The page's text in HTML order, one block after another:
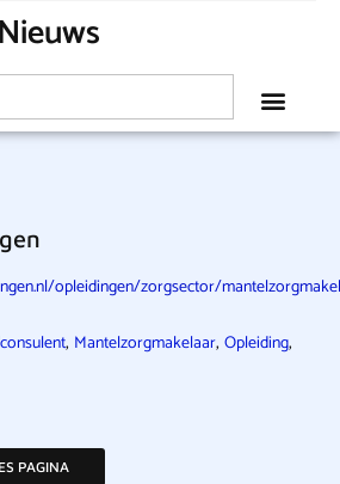
opleidingen/zorgsector/
, Mantelzorgmakelaar, Opleiding,
PAGINA